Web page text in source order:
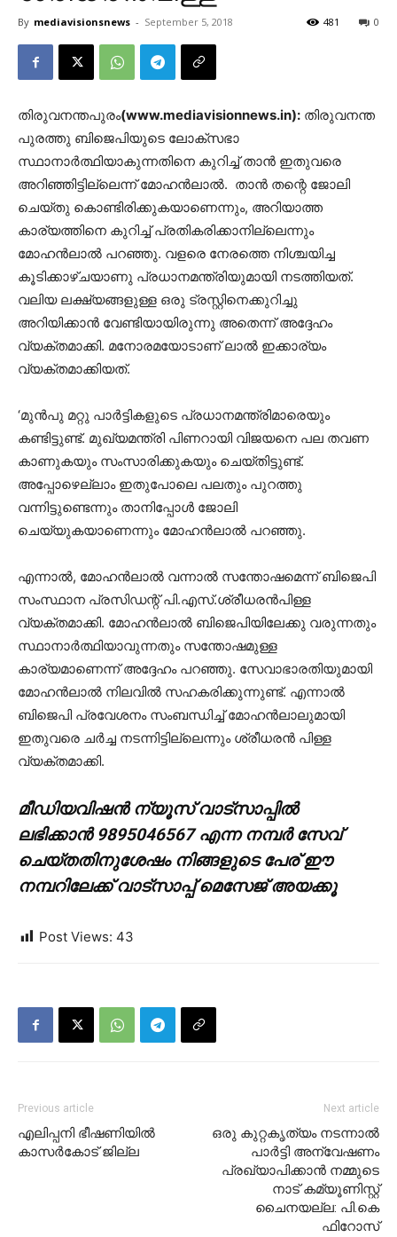
By mediavisionsnews - September 5, 2018 0
481
തിരുവനന്തപുരം(www.mediavisionnews.in): തിരുവനന്ത
പുരത്തു ബിജെപിയുടെ ലോക്സഭാ
സ്ഥാനാര്‍ത്ഥിയാകുന്നതിനെ കുറിച്ച് താന്‍ ഇതുവരെ
അറിഞ്ഞിട്ടില്ലെന്ന് മോഹന്‍ലാല്‍. താന്‍ തന്റെ ജോലി
ചെയ്തു കൊണ്ടിരിക്കുകയാണെന്നും, അറിയാത്ത
കാര്യത്തിനെ കുറിച്ച് പ്രതികരിക്കാനില്ലെന്നും
മോഹന്‍ലാല്‍ പറഞ്ഞു. വളരെ നേരത്തെ നിശ്ചയിച്ച
കൂടിക്കാഴ്ചയാണു പ്രധാനമന്ത്രിയുമായി നടത്തിയത്.
വലിയ ലക്ഷ്യങ്ങളുള്ള ഒരു ട്രസ്റ്റിനെക്കുറിച്ചു
അറിയിക്കാന്‍ വേണ്ടിയായിരുന്നു അതെന്ന് അദ്ദേഹം
വ്യക്തമാക്കി. മനോരമയോടാണ് ലാല്‍ ഇക്കാര്യം
വ്യക്തമാക്കിയത്.
‘മുന്‍പു മറ്റു പാര്‍ട്ടികളുടെ പ്രധാനമന്ത്രിമാരെയും
കണ്ടിട്ടുണ്ട്. മുഖ്യമന്ത്രി പിണറായി വിജയനെ പല തവണ
കാണുകയും സംസാരിക്കുകയും ചെയ്തിട്ടുണ്ട്.
അപ്പോഴെല്ലാം ഇതുപോലെ പലതും പുറത്തു
വന്നിട്ടുണ്ടെന്നും താനിപ്പോള്‍ ജോലി
ചെയ്യുകയാണെന്നും മോഹന്‍ലാല്‍ പറഞ്ഞു.
എന്നാല്‍, മോഹന്‍ലാല്‍ വന്നാല്‍ സന്തോഷമെന്ന് ബിജെപി
സംസ്ഥാന പ്രസിഡന്റ് പി.എസ്.ശ്രീധരന്‍പിള്ള
വ്യക്തമാക്കി. മോഹന്‍ലാല്‍ ബിജെപിയിലേക്കു വരുന്നതും
സ്ഥാനാര്‍ത്ഥിയാവുന്നതും സന്തോഷമുള്ള
കാര്യമാണെന്ന് അദ്ദേഹം പറഞ്ഞു. സേവാഭാരതിയുമായി
മോഹന്‍ലാല്‍ നിലവില്‍ സഹകരിക്കുന്നുണ്ട്. എന്നാല്‍
ബിജെപി പ്രവേശനം സംബന്ധിച്ച് മോഹന്‍ലാലുമായി
ഇതുവരെ ചര്‍ച്ച നടന്നിട്ടില്ലെന്നും ശ്രീധരന്‍ പിള്ള
വ്യക്തമാക്കി.
മീഡിയവിഷൻ ന്യൂസ് വാട്സാപ്പില്‍
ലഭിക്കാന്‍ 9895046567 എന്ന നമ്പര്‍ സേവ്
ചെയ്തതിനുശേഷം നിങ്ങളുടെ പേര് ഈ
നമ്പറിലേക്ക് വാട്സാപ്പ് മെസേജ് അയക്കൂ
Post Views: 43
Previous article
എലിപ്പനി ഭീഷണിയില്‍
കാസര്‍കോട് ജില്ല
Next article
ഒരു കുറ്റകൃത്യം നടന്നാല്‍
പാര്‍ട്ടി അന്വേഷണം
പ്രഖ്യാപിക്കാന്‍ നമ്മുടെ
നാട് കമ്യൂണിസ്റ്റ്
ചൈനയല്ല: പി.കെ
ഫിറോസ്